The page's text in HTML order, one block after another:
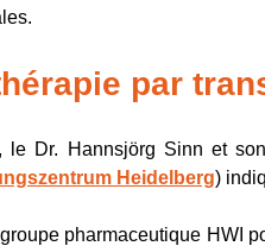
par
Dr. Hannsjörg Sinn et
Heidelberg)
pharmaceutique HWI